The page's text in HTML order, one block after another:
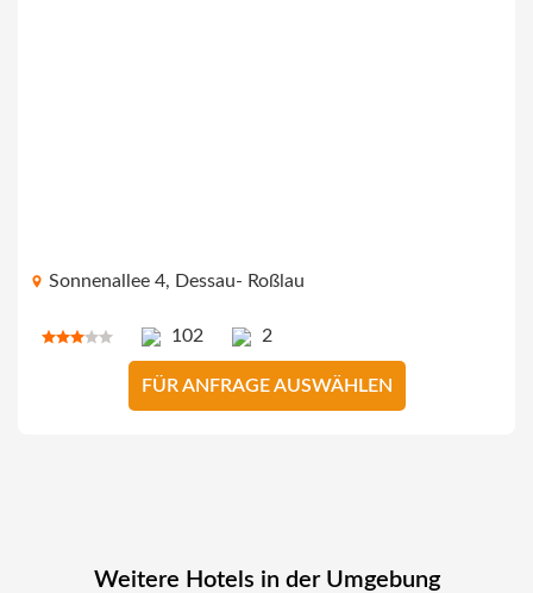
Sonnenallee 4, Dessau- Roßlau
102 2
FÜR ANFRAGE AUSWÄHLEN
Weitere Hotels in der Umgebung